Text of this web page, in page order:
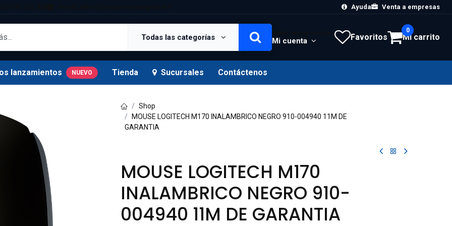
Ayuda Venta a empresas
Todas las categorías Mi cuenta Favoritos Mi carrito
0
lanzamientos NUEVO Tienda Sucursales Contáctenos
Shop
MOUSE LOGITECH M170 INALAMBRICO NEGRO 910-004940 11M DE
GARANTIA
MOUSE LOGITECH M170
INALAMBRICO NEGRO 910-
004940 11M DE GARANTIA